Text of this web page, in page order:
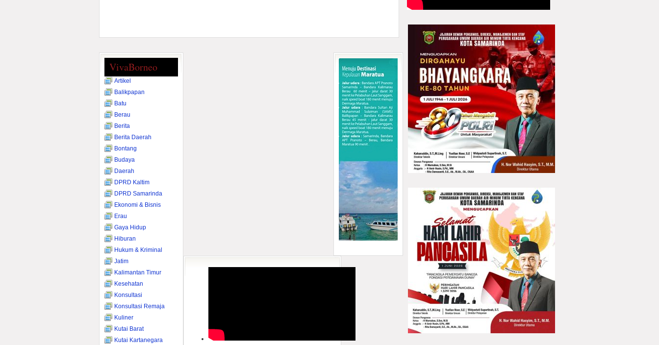
VivaBorneo
Artikel
Balikpapan
Batu
Berau
Berita
Berita Daerah
Bontang
Budaya
Daerah
DPRD Kaltim
DPRD Samarinda
Ekonomi & Bisnis
Erau
Gaya Hidup
Hiburan
Hukum & Kriminal
Jatim
Kalimantan Timur
Kesehatan
Konsultasi
Konsultasi Remaja
Kuliner
Kutai Barat
Kutai Kartanegara